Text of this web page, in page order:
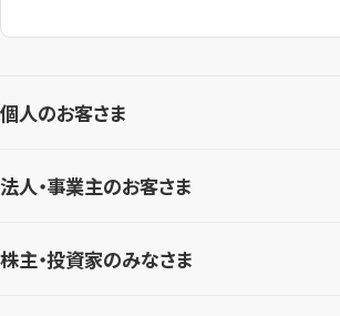
個人のお客さま
法人・事業主のお客さま
株主・投資家のみなさま